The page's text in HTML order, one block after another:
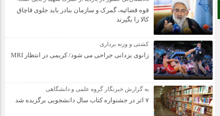
زبان عربی
قوه قضائیه، گمرک و سازمان بنادر باید جلوی قاچاق
کالا را بگیرند
کشتی و وزنه برداری
زانوی یزدانی جراحی می شود/ کریمی در انتظار MRI
به گزارش خبرنگار گروه علمی و دانشگاهی
۷ اثر در جشنواره کتاب سال دانشجویی برگزیده شد